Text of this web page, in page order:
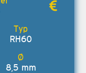
RH60
8,5 mm